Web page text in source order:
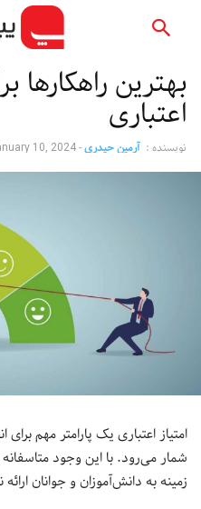
بهترین راهکارها
اعتباری
نویسنده : آرمین حیدری-
10, 2024
امتیاز اعتباری یک پارامتر مهم
شمار می‌رود. با این وجود
زمینه به دانش‌آموزان و جوانان